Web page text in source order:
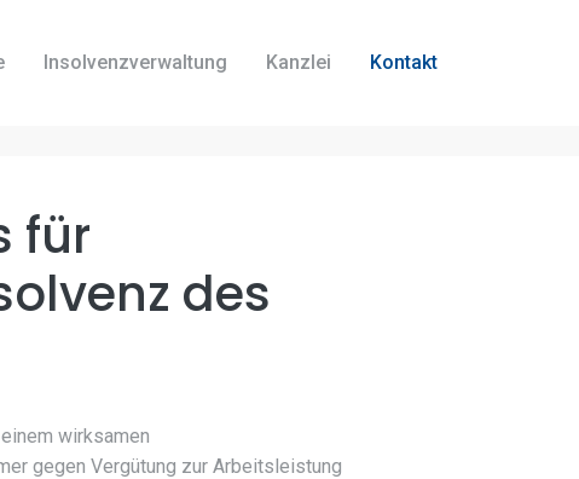
Insolvenzverwaltung Kanzlei Kontakt
für
des
wirksamen
gegen Vergütung zur Arbeitsleistung